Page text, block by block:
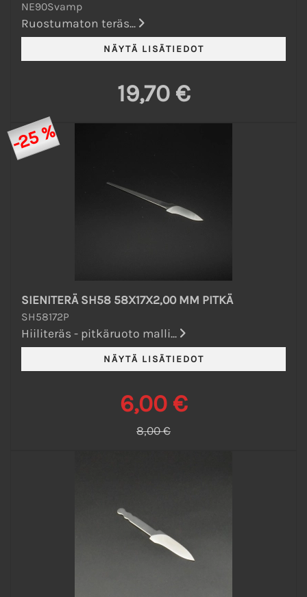
NE90Svamp
Ruostumaton teräs...
19,70 €
-25 %
SIENITERÄ SH58 58X17X2,00 MM PITKÄ
SH58172P
Hiiliteräs - pitkäruoto malli...
6,00 €
8,00 €